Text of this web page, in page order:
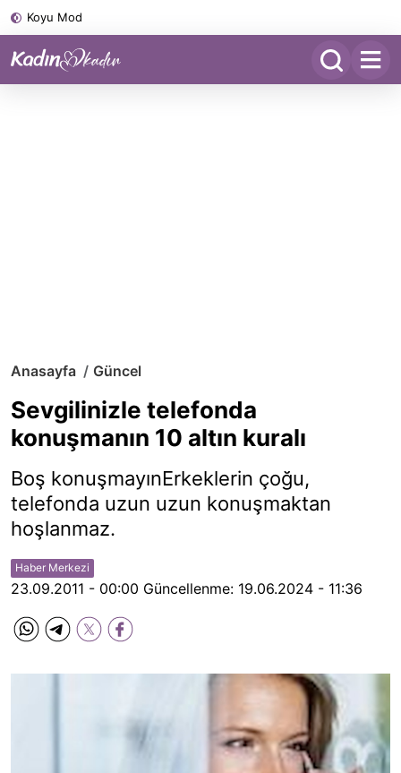
Koyu Mod
Anasayfa Güncel
Sevgilinizle telefonda
konuşmanın 10 altın kuralı
Boş konuşmayınErkeklerin çoğu,
telefonda uzun uzun konuşmaktan
hoşlanmaz.
Haber Merkezi
23.09.2011 - 00:00 Güncellenme: 19.06.2024 - 11:36